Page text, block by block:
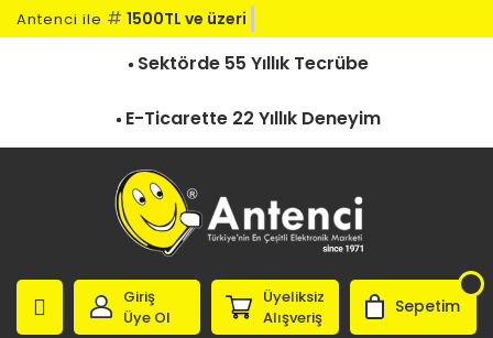
Antenci ile # 1500TL ve üzeri ka
Sektörde 55 Yıllık Tecrübe
E-Ticarette 22 Yıllık Deneyim
Giriş
Üye Ol
Üyeliksiz
Alışveriş
Sepetim